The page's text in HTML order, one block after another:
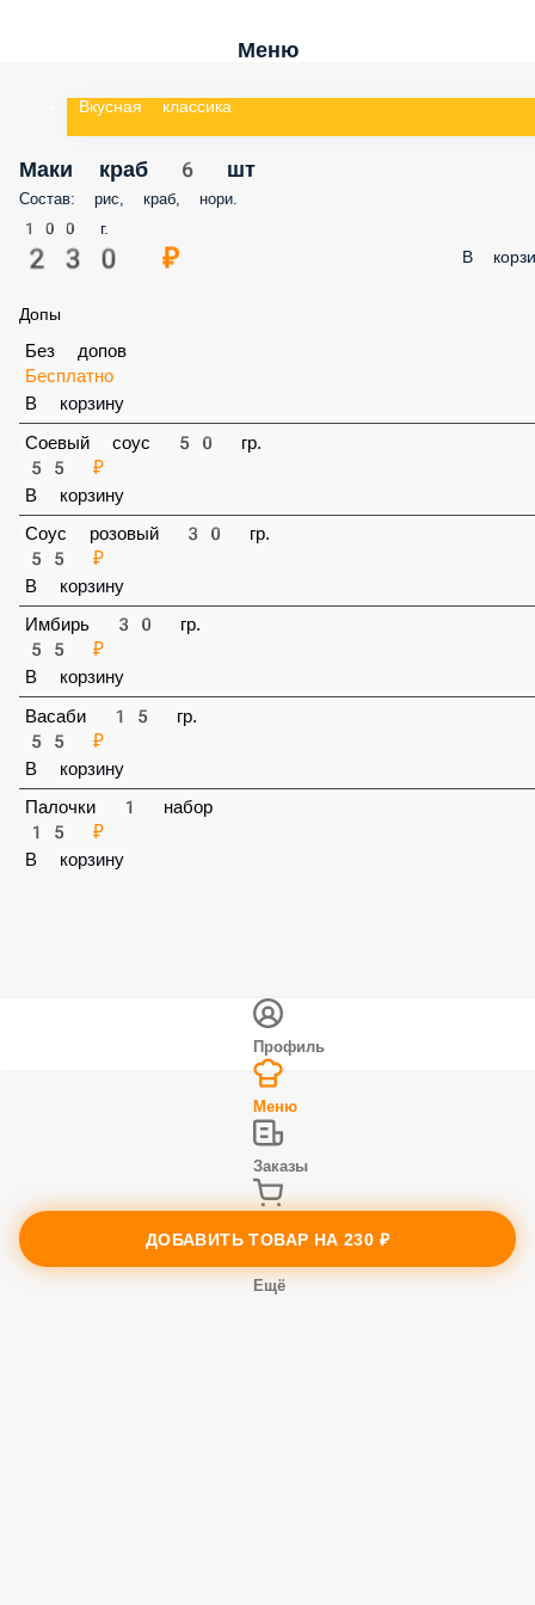
Меню
Вкусная классика
Маки краб 6 шт
Состав: рис, краб, нори.
100 г.
230 ₽ В
Допы
Без допов
Бесплатно
В корзину
Соевый соус 50 гр.
55 ₽
В корзину
Соус розовый 30 гр.
55 ₽
В корзину
Имбирь 30 гр.
55 ₽
В корзину
Васаби 15 гр.
55 ₽
В корзину
ДОБАВИТЬ ТОВАР НА230 ₽
Профиль
Меню
Заказы